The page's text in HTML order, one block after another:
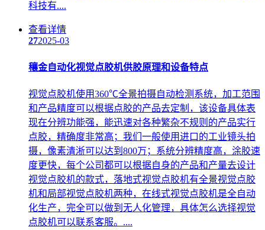
科技有....
查看详情
272025-03
穰金自动化视觉点胶机供胶原理和设备特点
视觉点胶机使用360℃全景拍摄自动检测系统，加工范围
和产品精度可以根据点胶的产品去定制，该设备具体表
现在分辨功能强，能迅速对各种繁杂不规则的产品实行
点胶，精确度非常高；我们一般使用进口的工业镜头拍
摄，像素清淅可以达到800万；系统分辨精度高，涂胶速
度更快，每个公司都可以根据自身的产品和产量去设计
视觉点胶机的款式，落地式视觉点胶机有全景视觉点胶
机和局部视觉点胶机两种，在线式视觉点胶机是全自动
化生产，完全可以做到无人化管理，具体怎么选择视觉
点胶机可以联系客服。....